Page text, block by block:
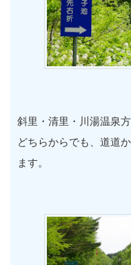
斜里・清里・川湯温泉
どちらからでも、道道か
ます。